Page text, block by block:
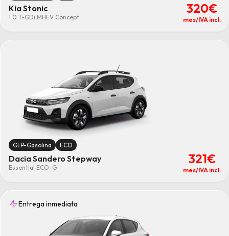
Kia Stonic
1.0 T-GDi MHEV Concept
320€
mes/IVA incl.
GLP-Gasolina ECO
Dacia Sandero Stepway
Essential ECO-G
321€
mes/IVA incl.
Entrega inmediata